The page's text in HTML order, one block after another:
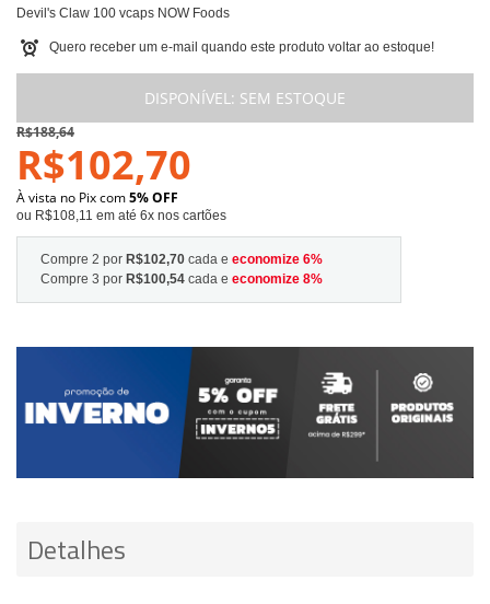
Devil's Claw 100 vcaps NOW Foods
Quero receber um e-mail quando este produto voltar ao estoque!
DISPONÍVEL: SEM ESTOQUE
R$188,64
R$102,70
À vista no Pix com5% OFF
ou R$108,11 em até 6x nos cartões
Compre 2 por R$102,70 cada e economize 6%
Compre 3 por R$100,54 cada e economize 8%
Detalhes